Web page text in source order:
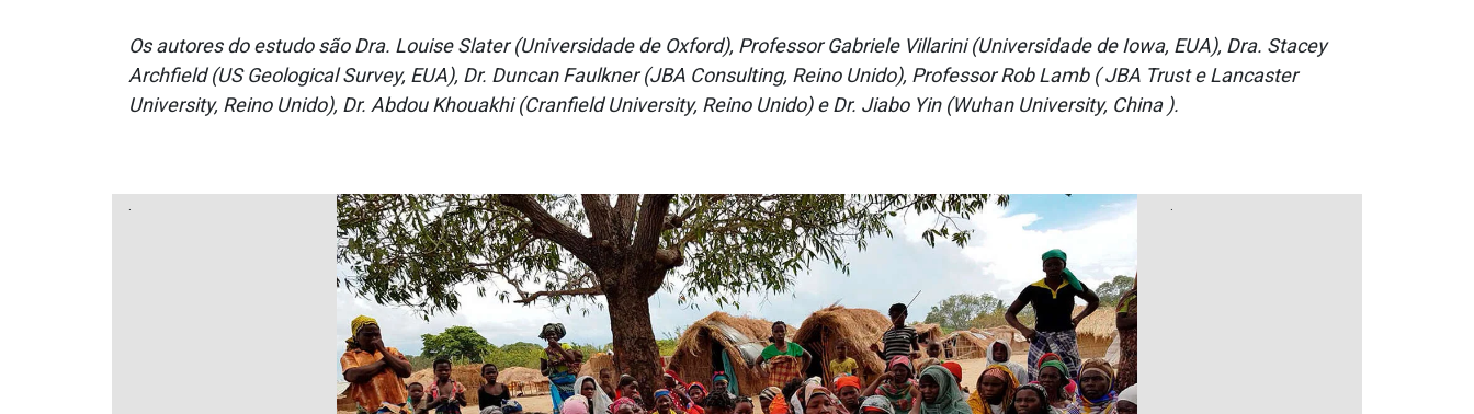
Os autores do estudo são Dra. Louise Slater (Universidade de Oxford), Professor Gabriele Villarini (Universidade de Iowa, EUA), Dra. Stacey
Archfield (US Geological Survey, EUA), Dr. Duncan Faulkner (JBA Consulting, Reino Unido), Professor Rob Lamb ( JBA Trust e Lancaster
University, Reino Unido), Dr. Abdou Khouakhi (Cranfield University, Reino Unido) e Dr. Jiabo Yin (Wuhan University, China ).
. .